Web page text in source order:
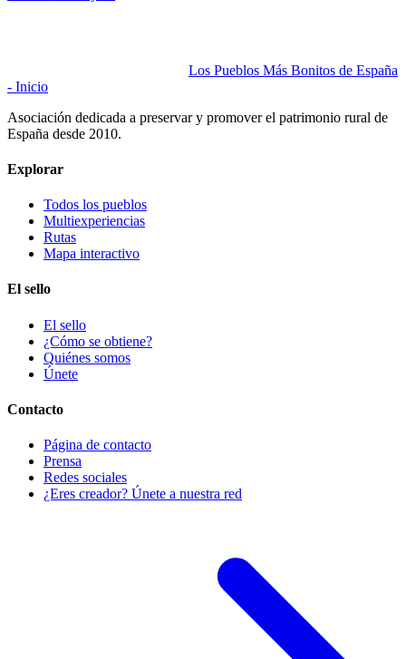
Los Pueblos Más Bonitos de España
- Inicio
Asociación dedicada a preservar y promover el patrimonio rural de
España desde 2010.
Explorar
Todos los pueblos
Multiexperiencias
Rutas
Mapa interactivo
El sello
El sello
¿Cómo se obtiene?
Quiénes somos
Únete
Contacto
Página de contacto
Prensa
Redes sociales
¿Eres creador? Únete a nuestra red